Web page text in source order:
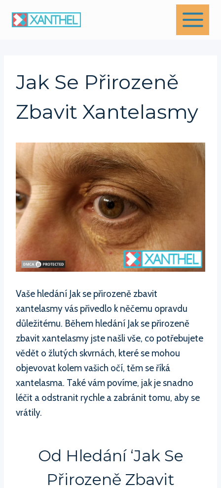
Jak Se Přirozeně
Zbavit Xantelasmy
Vaše hledání Jak se přirozeně zbavit
xantelasmy vás přivedlo k něčemu opravdu
důležitému. Během hledání Jak se přirozeně
zbavit xantelasmy jste našli vše, co potřebujete
vědět o žlutých skvrnách, které se mohou
objevovat kolem vašich očí, těm se říká
xantelasma. Také vám povíme, jak je snadno
léčit a odstranit rychle a zabránit tomu, aby se
vrátily.
Od Hledání ‘Jak Se
Přirozeně Zbavit